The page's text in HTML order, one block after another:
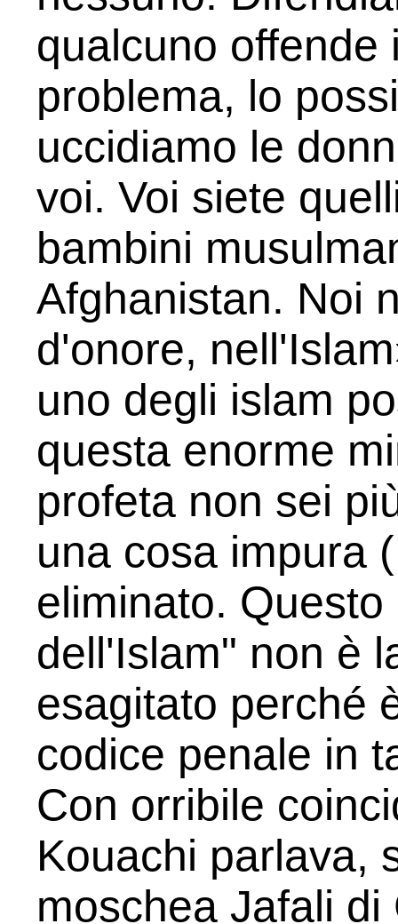
qualcuno offende
problema, lo
uccidiamo le
voi. Voi siete
bambini
Afghanistan. Noi
d'onore,
uno degli islam
questa enorme
profeta non sei
una cosa impura
eliminato.
dell'Islam" non è
esagitato perché
codice penale in
Con orribile
Kouachi parlava,
moschea Jafali